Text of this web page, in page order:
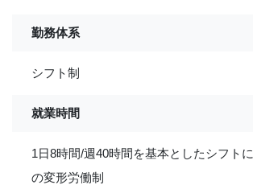
勤務体系
シフト制
就業時間
1日8時間/週40時間を基本としたシフト
の変形労働制